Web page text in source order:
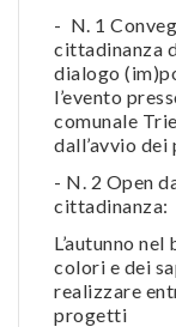
- N. 1
cittadinanza
dialogo
l’evento
comunale
dall’avvio
- N. 2 Open
cittadinanza:
L’autunno
colori e dei
realizzare
progetti